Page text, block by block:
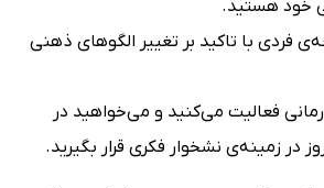
خود هستید.
فردی با تاکید بر تغییر الگوهای ذهنی
فعالیت می‌کنید و می‌خواهید در
در زمینه‌ی نشخوار فکری قرار بگیرید.